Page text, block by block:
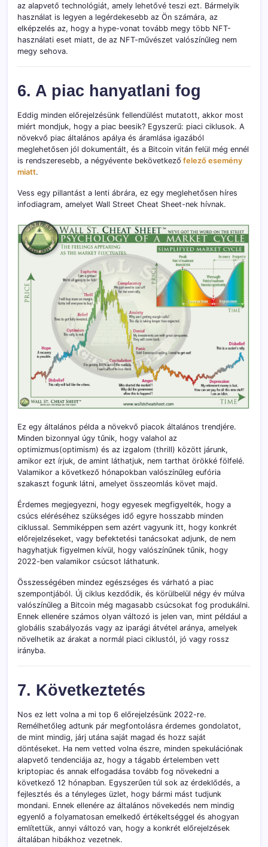
az alapvető technológiát, amely lehetővé teszi ezt. Bármelyik
használat is legyen a legérdekesebb az Ön számára, az
elképzelés az, hogy a hype-vonat tovább megy több NFT-
használati eset miatt, de az NFT-művészet valószínűleg nem
megy sehova.
6. A piac hanyatlani fog
Eddig minden előrejelzésünk fellendülést mutatott, akkor most
miért mondjuk, hogy a piac beesik? Egyszerű: piaci ciklusok. A
növekvő piac általános apálya és áramlása igazából
meglehetősen jól dokumentált, és a Bitcoin vitán felül még ennél
is rendszeresebb, a négyévente bekövetkező felező esemény
miatt.
Vess egy pillantást a lenti ábrára, ez egy meglehetősen híres
infodiagram, amelyet Wall Street Cheat Sheet-nek hívnak.
Ez egy általános példa a növekvő piacok általános trendjére.
Minden bizonnyal úgy tűnik, hogy valahol az
optimizmus(optimism) és az izgalom (thrill) között járunk,
amikor ezt írjuk, de amint láthatjuk, nem tarthat örökké fölfelé.
Valamikor a következő hónapokban valószínűleg eufória
szakaszt fogunk látni, amelyet összeomlás követ majd.
Érdemes megjegyezni, hogy egyesek megfigyelték, hogy a
csúcs eléréséhez szükséges idő egyre hosszabb minden
ciklussal. Semmiképpen sem azért vagyunk itt, hogy konkrét
előrejelzéseket, vagy befektetési tanácsokat adjunk, de nem
hagyhatjuk figyelmen kívül, hogy valószínűnek tűnik, hogy
2022-ben valamikor csúcsot láthatunk.
Összességében mindez egészséges és várható a piac
szempontjából. Új ciklus kezdődik, és körülbelül négy év múlva
valószínűleg a Bitcoin még magasabb csúcsokat fog produkálni.
Ennek ellenére számos olyan változó is jelen van, mint például a
globális szabályozás vagy az iparági átvétel aránya, amelyek
növelhetik az árakat a normál piaci ciklustól, jó vagy rossz
irányba.
7. Következtetés
Nos ez lett volna a mi top 6 előrejelzésünk 2022-re.
Remélhetőleg adtunk pár megfontolásra érdemes gondolatot,
de mint mindig, járj utána saját magad és hozz saját
döntéseket. Ha nem vetted volna észre, minden spekulációnak
alapvető tendenciája az, hogy a tágabb értelemben vett
kriptopiac és annak elfogadása tovább fog növekedni a
következő 12 hónapban. Egyszerűen túl sok az érdeklődés, a
fejlesztés és a tényleges üzlet, hogy bármi mást tudjunk
mondani. Ennek ellenére az általános növekedés nem mindig
egyenlő a folyamatosan emelkedő értékeltséggel és ahogyan
említettük, annyi változó van, hogy a konkrét előrejelzések
általában hibákhoz vezetnek.